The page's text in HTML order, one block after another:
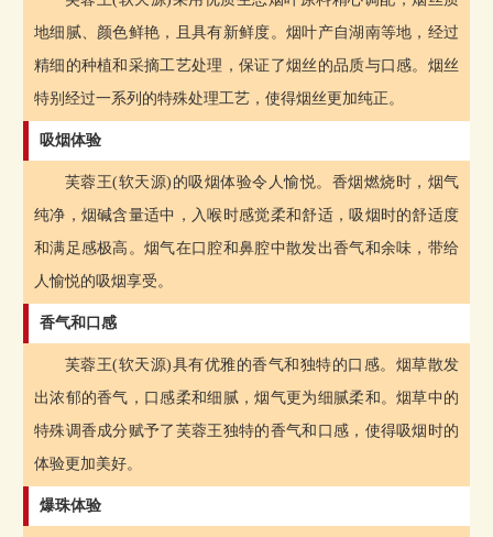
地细腻、颜色鲜艳，且具有新鲜度。烟叶产自湖南等地，经过
精细的种植和采摘工艺处理，保证了烟丝的品质与口感。烟丝
特别经过一系列的特殊处理工艺，使得烟丝更加纯正。
吸烟体验
芙蓉王(软天源)的吸烟体验令人愉悦。香烟燃烧时，烟气
纯净，烟碱含量适中，入喉时感觉柔和舒适，吸烟时的舒适度
和满足感极高。烟气在口腔和鼻腔中散发出香气和余味，带给
人愉悦的吸烟享受。
香气和口感
芙蓉王(软天源)具有优雅的香气和独特的口感。烟草散发
出浓郁的香气，口感柔和细腻，烟气更为细腻柔和。烟草中的
特殊调香成分赋予了芙蓉王独特的香气和口感，使得吸烟时的
体验更加美好。
爆珠体验